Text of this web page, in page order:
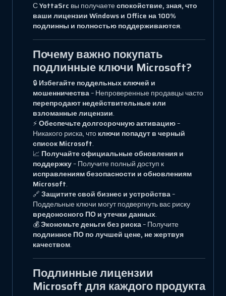
СYottaSrc вы получаетеспокойствие, зная, что
ваши лицензии Windows и Office на 100%
подлинны и полностью поддерживаются.
Почему важно покупать
подлинные ключи Microsoft?
🔒Избегайте поддельных ключей и
мошенничества– Непроверенные продавцы часто
перепродают недействительные или
взломанные лицензии.
⚡Обеспечьте долгосрочную активацию–
Никакого риска, чтоключи попадут в черный
список Microsoft.
📈 Получайте официальные обновления и
поддержку– Получите полный доступ к
исправлениям безопасности и обновлениям
Microsoft.
🔗Защитите свой бизнес и устройства–
Поддельные ключи могут подвергнуть вас риску
вредоносного ПО и утечки данных.
💰Экономьте деньги без риска– Получите
подлинное ПО по лучшей цене, не жертвуя
качеством.
Подлинные лицензии
Microsoft для каждого продукта